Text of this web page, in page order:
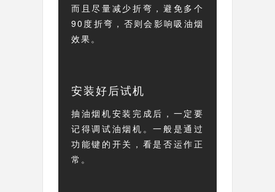
而且尽量减少折弯，避免多个
90度折弯，否则会影响吸油烟
效果。
安装好后试机
抽油烟机安装完成后，一定要
记得调试油烟机。一般是通过
功能键的开关，看是否运作正
常。